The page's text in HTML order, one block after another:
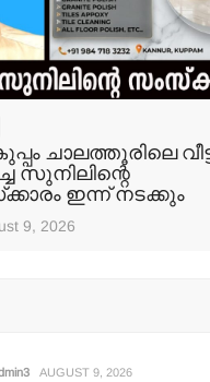
ചാലത്തൂരിലെ
സുനിലിന്റെ
ഇന്ന് നടക്കും
9, 2026
AUGUST 9, 2026